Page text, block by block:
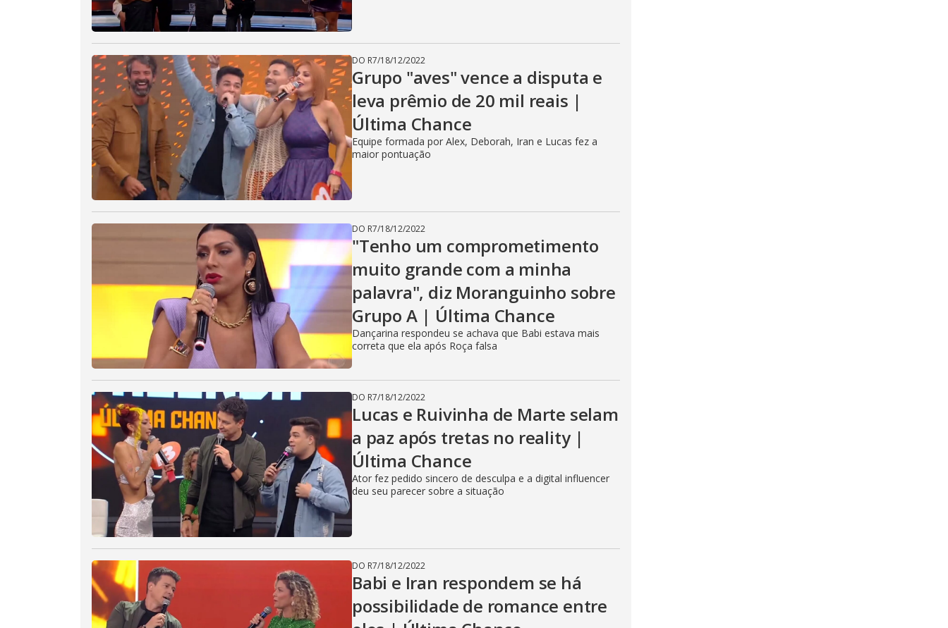
DO R7/18/12/2022
Grupo "aves" vence a disputa e
leva prêmio de 20 mil reais |
Última Chance
Equipe formada por Alex, Deborah, Iran e Lucas fez a
maior pontuação
DO R7/18/12/2022
"Tenho um comprometimento
muito grande com a minha
palavra", diz Moranguinho sobre
Grupo A | Última Chance
Dançarina respondeu se achava que Babi estava mais
correta que ela após Roça falsa
DO R7/18/12/2022
Lucas e Ruivinha de Marte selam
a paz após tretas no reality |
Última Chance
Ator fez pedido sincero de desculpa e a digital influencer
deu seu parecer sobre a situação
DO R7/18/12/2022
Babi e Iran respondem se há
possibilidade de romance entre